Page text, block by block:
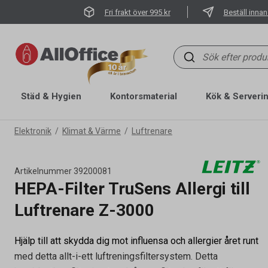
Fri frakt över 995 kr Beställ
Städ & Hygien Kontorsmaterial Kök &
Elektronik Klimat & Värme Luftrenare
Artikelnummer 39200081
HEPA-Filter TruSens Allergi till
Luftrenare Z-3000
Hjälp till att skydda dig mot influensa och allergier året runt
med detta allt-i-ett luftreningsfiltersystem. Detta